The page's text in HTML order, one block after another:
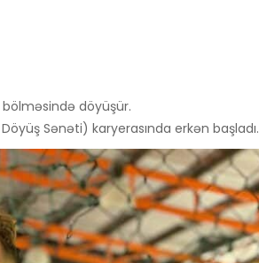
döyüşür.
Sənəti) karyerasında erkən başladı.